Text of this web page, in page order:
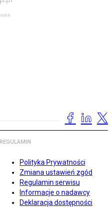
REGULAMIN
Polityka Prywatności
Zmiana ustawień zgód
Regulamin serwisu
Informacje o nadawcy
Deklaracja dostępności